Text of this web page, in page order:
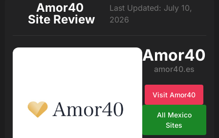
Amor40
Site Review
Last Updated: July 10,
2026
Amor40
amor40.es
Visit Amor40
All Mexico
Sites